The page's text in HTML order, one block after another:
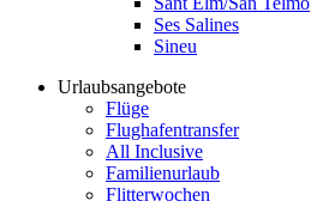
Ses Salines
Sineu
Urlaubsangebote
Flüge
Flughafentransfer
All Inclusive
Familienurlaub
Flitterwochen